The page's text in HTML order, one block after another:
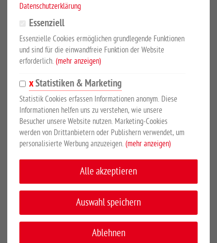
Sichtschutzpfosten Typ "D"
Deckleiste
EUR 73,00 - EUR 92,60*
Datenschutzerklärung
Essenziell
Essenzielle Cookies ermöglichen grundlegende Funktionen
und sind für die einwandfreie Funktion der Website
erforderlich. (mehr anzeigen)
Statistiken & Marketing
Statistik Cookies erfassen Informationen anonym. Diese
Informationen helfen uns zu verstehen, wie unsere
Besucher unsere Website nutzen. Marketing-Cookies
werden von Drittanbietern oder Publishern verwendet, um
personalisierte Werbung anzuzeigen. (mehr anzeigen)
Alle akzeptieren
Auswahl speichern
Ablehnen